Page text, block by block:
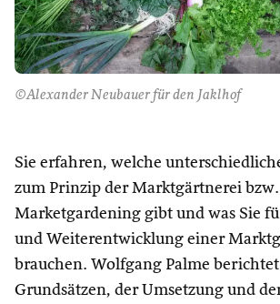
©Alexander Neubauer für den Jaklhof
Sie erfahren, welche
zum Prinzip der Marktgärtnerei bzw.
Marketgardening gibt und was Sie
und Weiterentwicklung einer
brauchen. Wolfgang Palme
Grundsätzen, der Umsetzung und